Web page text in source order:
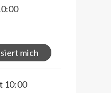
mich
10:00